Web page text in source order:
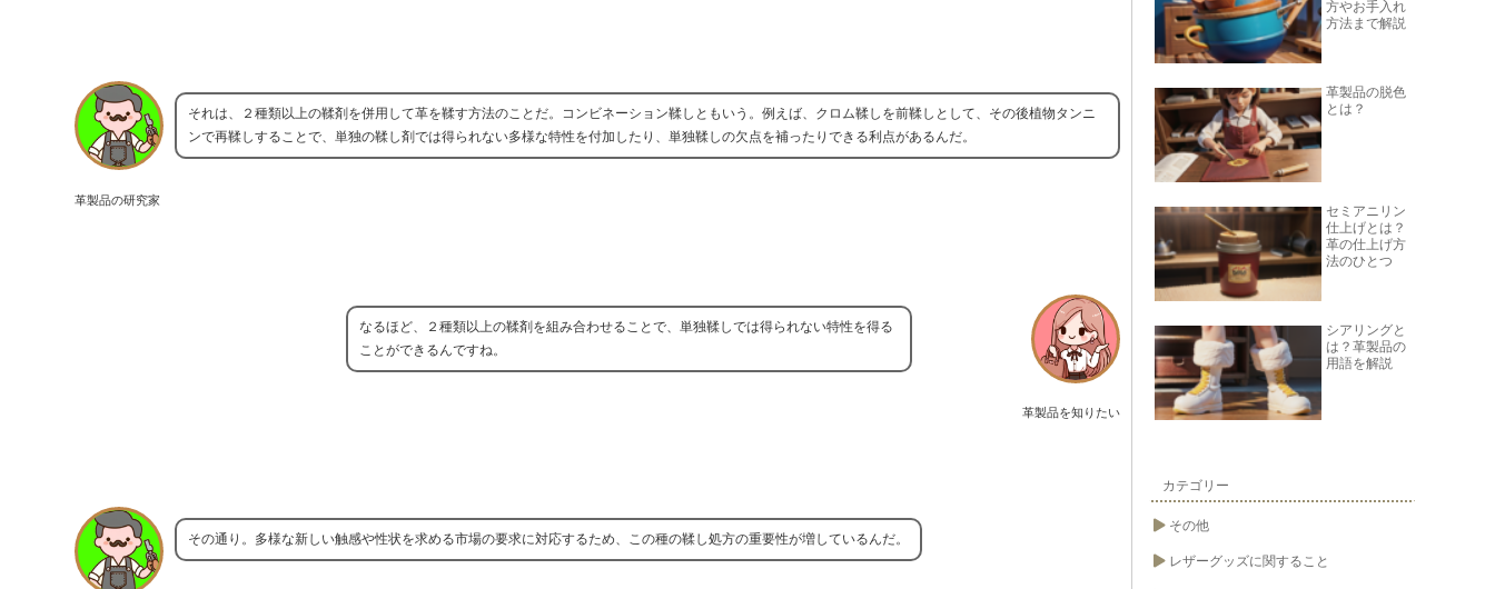
革製品の研究家
それは、２種類以上の鞣剤を併用して革を鞣す方法のことだ。コンビネーション鞣しともいう。例えば、クロム鞣しを前鞣しとして、その後植物タンニ
ンで再鞣しすることで、単独の鞣し剤では得られない多様な特性を付加したり、単独鞣しの欠点を補ったりできる利点があるんだ。
革製品を知りたい
なるほど、２種類以上の鞣剤を組み合わせることで、単独鞣しでは得られない特性を得る
ことができるんですね。
その通り。多様な新しい触感や性状を求める市場の要求に対応するため、この種の鞣し処方の重要性が増しているんだ。
方やお手入れ
方法まで解説
革製品の脱色
とは？
セミアニリン
仕上げとは？
革の仕上げ方
法のひとつ
シアリングと
は？革製品の
用語を解説
カテゴリー
その他
レザーグッズに関すること